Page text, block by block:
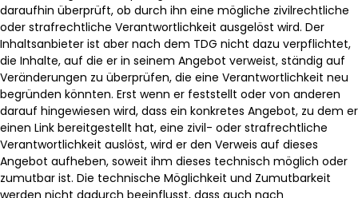
daraufhin überprüft, ob durch ihn eine mögliche zivilrechtliche
oder strafrechtliche Verantwortlichkeit ausgelöst wird. Der
Inhaltsanbieter ist aber nach dem TDG nicht dazu verpflichtet,
die Inhalte, auf die er in seinem Angebot verweist, ständig auf
Veränderungen zu überprüfen, die eine Verantwortlichkeit neu
begründen könnten. Erst wenn er feststellt oder von anderen
darauf hingewiesen wird, dass ein konkretes Angebot, zu dem er
einen Link bereitgestellt hat, eine zivil- oder strafrechtliche
Verantwortlichkeit auslöst, wird er den Verweis auf dieses
Angebot aufheben, soweit ihm dieses technisch möglich oder
zumutbar ist. Die technische Möglichkeit und Zumutbarkeit